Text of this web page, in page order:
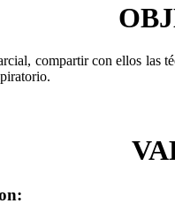
compartir con ellos